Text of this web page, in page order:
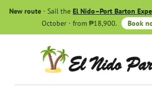
New route · Sail the El Nido–Port Barton
October · from ₱18,900.
Book